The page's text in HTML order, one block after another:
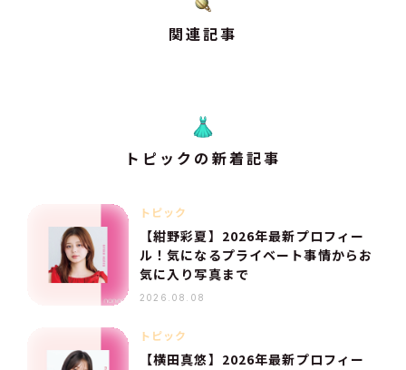
関連記事
トピックの新着記事
トピック
【紺野彩夏】2026年最新プロフィー
ル！気になるプライベート事情からお
気に入り写真まで
2026.08.08
トピック
【横田真悠】2026年最新プロフィー